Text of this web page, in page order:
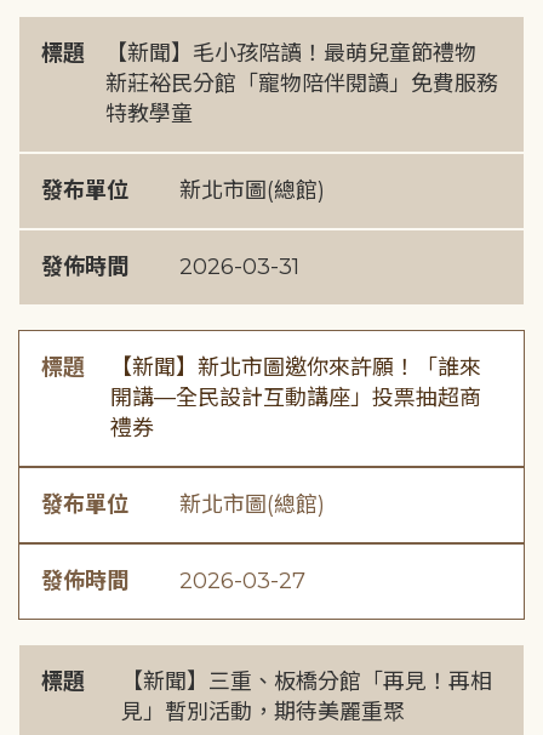
標題
【新聞】毛小孩陪讀！最萌兒童節禮物
新莊裕民分館「寵物陪伴閱讀」免費服務
特教學童
發布單位 新北市圖(總館)
發佈時間 2026-03-31
標題
【新聞】新北市圖邀你來許願！「誰來
開講—全民設計互動講座」投票抽超商
禮券
發布單位 新北市圖(總館)
發佈時間 2026-03-27
標題
【新聞】三重、板橋分館「再見！再相
見」暫別活動，期待美麗重聚